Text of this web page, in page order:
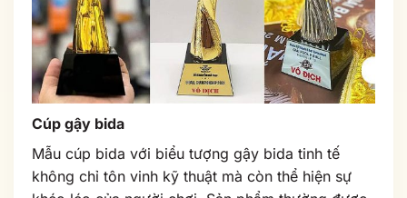
Cúp gậy bida
Mẫu cúp bida với biểu tượng gậy bida tinh tế
không chỉ tôn vinh kỹ thuật mà còn thể hiện sự